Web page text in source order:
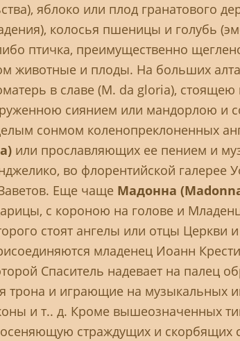
яблоко или плод гранатового
колосья пшеницы и голубь
птичка, преимущественно
животные и плоды. На больших
в славе (М. da gloria), стоящею
сиянием или мандорлою и
сонмом коленопреклоненных
или прославляющих ее пением и
во флорентийской галерее
Еще чаще Мадонна
с короною на голове и
стоят ангелы или отцы Церкви
младенец Иоанн
Спаситель надевает на палец
трона и играющие на музыкальных
и т.. д. Кроме вышеозначенных
страждущих и скорбящих